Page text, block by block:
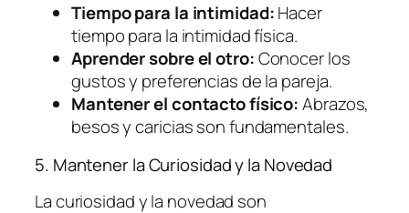
Tiempo para la intimidad:Hacer
tiempo para la intimidad física.
Aprender sobre el otro:Conocer los
gustos y preferencias de la pareja.
Mantener el contacto físico:Abrazos,
besos y caricias son fundamentales.
5. Mantener la Curiosidad y la Novedad
La curiosidad y la novedad son